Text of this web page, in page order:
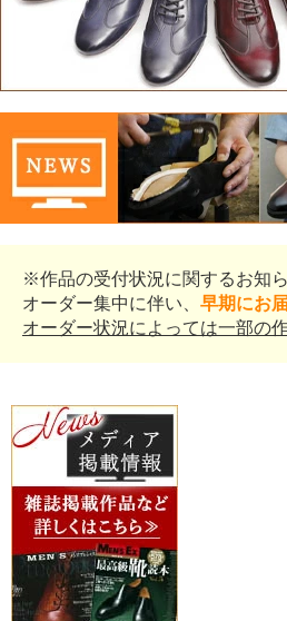
※作品の受付状況に関するお知
オーダー集中に伴い、 早期にお
オーダー状況によっては一部の